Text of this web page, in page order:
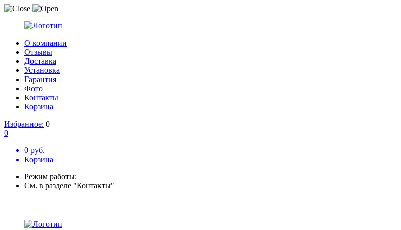
О компании
Отзывы
Доставка
Установка
Гарантия
Фото
Контакты
Корзина
Избранное: 0
0
0 руб.
Корзина
Режим работы:
См. в разделе "Контакты"